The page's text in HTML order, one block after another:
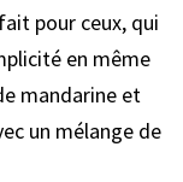
pour ceux, qui
en même
mandarine et
un mélange de